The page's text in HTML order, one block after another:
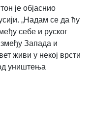
је објаснио
„Надам се да ћу
себе и руског
Запада и
живи у некој врсти
уништења